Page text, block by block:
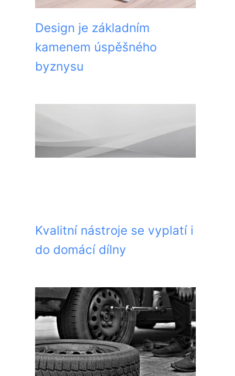
Design je základním
kamenem úspěšného
byznysu
Kvalitní nástroje se vyplatí i
do domácí dílny